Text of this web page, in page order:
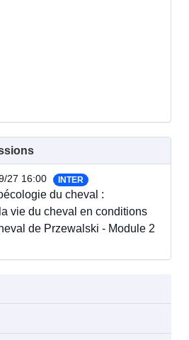
27 16:00
INTER
du cheval :
vie du cheval en conditions
de Przewalski - Module 2